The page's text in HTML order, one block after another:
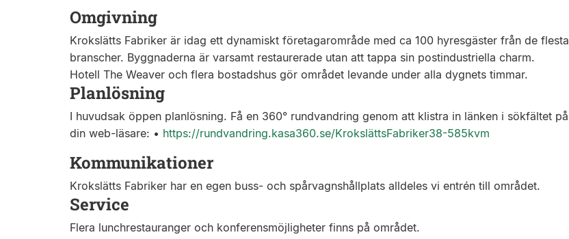
Omgivning
Krokslätts Fabriker är idag ett dynamiskt företagarområde med ca 100 hyresgäster från de flesta
branscher. Byggnaderna är varsamt restaurerade utan att tappa sin postindustriella charm.
Hotell The Weaver och flera bostadshus gör området levande under alla dygnets timmar.
Planlösning
I huvudsak öppen planlösning. Få en 360° rundvandring genom att klistra in länken i sökfältet på
din web-läsare: • https://rundvandring.kasa360.se/KrokslättsFabriker38-585kvm
Kommunikationer
Krokslätts Fabriker har en egen buss- och spårvagnshållplats alldeles vi entrén till området.
Service
Flera lunchrestauranger och konferensmöjligheter finns på området.